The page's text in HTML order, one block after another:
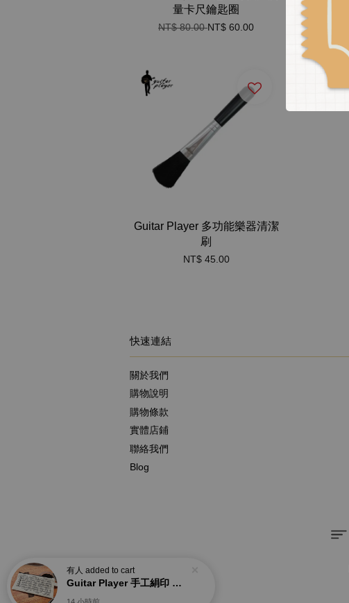
量卡尺鑰匙圈
NT$ 80.00NT$ 60.00
Guitar Player 多功能樂器清潔
刷
NT$ 45.00
快速連結
關於我們
購物說明
購物條款
實體店鋪
聯絡我們
Blog
有人 added to cart
Guitar Player 手工絹印 吉他指板音階圖表隨身袋 拉鍊包 筆袋